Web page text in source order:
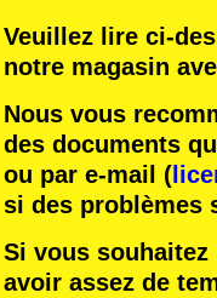
Veuillez lire ci-
notre magasin
Nous vous
des documents
ou par e-mail (
si des problèmes
Si vous
avoir assez de